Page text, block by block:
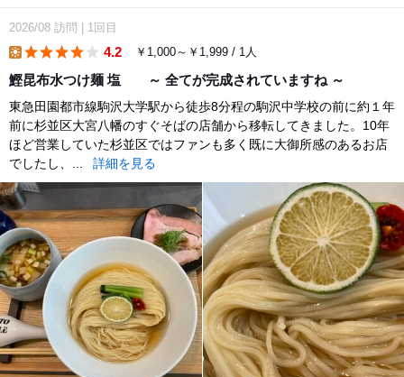
2026/08 訪問 1回目
4.2 ￥1,000～￥1,999 / 1人
鰹昆布水つけ麺 塩 ～ 全てが完成されていますね ～
東急田園都市線駒沢大学駅から徒歩8分程の駒沢中学校の前に約１年
前に杉並区大宮八幡のすぐそばの店舗から移転してきました。10年
ほど営業していた杉並区ではファンも多く既に大御所感のあるお店
でしたし、...
詳細を見る